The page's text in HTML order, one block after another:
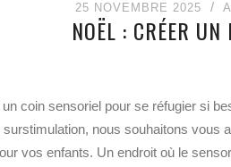
25 NOVEMBRE 2025
NOËL : CRÉER UN
coin sensoriel pour se réfugier si
surstimulation, nous souhaitons vous
vos enfants. Un endroit où le